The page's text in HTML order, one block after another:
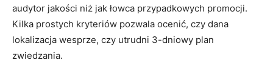
audytor jakości niż jak łowca przypadkowych promocji.
Kilka prostych kryteriów pozwala ocenić, czy dana
lokalizacja wesprze, czy utrudni 3-dniowy plan
zwiedzania.